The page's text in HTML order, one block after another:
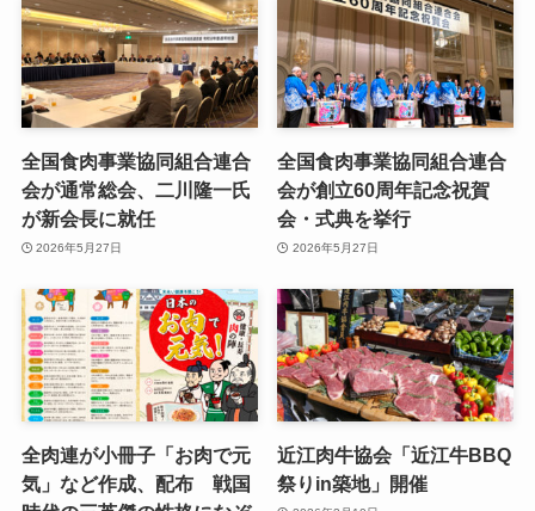
全国食肉事業協同組合連合
会が通常総会、二川隆一氏
が新会長に就任
2026年5月27日
全国食肉事業協同組合連合
会が創立60周年記念祝賀
会・式典を挙行
2026年5月27日
全肉連が小冊子「お肉で元
気」など作成、配布 戦国
近江肉牛協会「近江牛BBQ
祭りin築地」開催